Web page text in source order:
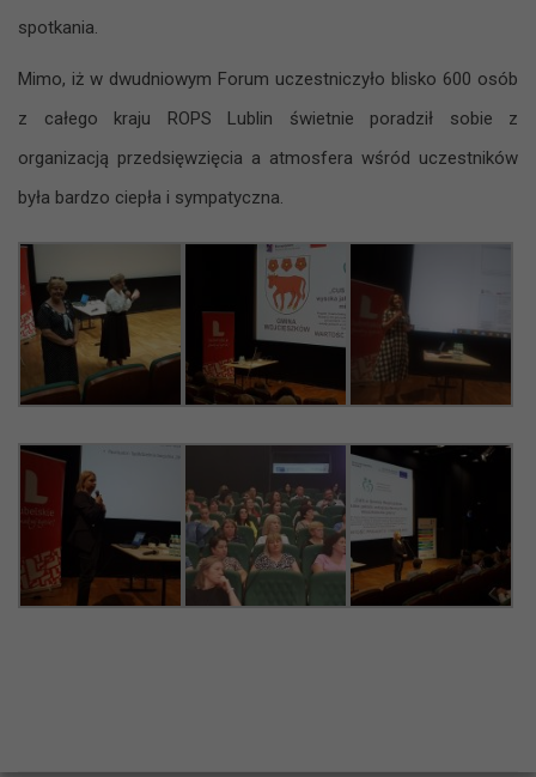
spotkania.
Mimo, iż w dwudniowym Forum uczestniczyło blisko 600 osób
z całego kraju ROPS Lublin świetnie poradził sobie z
organizacją przedsięwzięcia a atmosfera wśród uczestników
była bardzo ciepła i sympatyczna.